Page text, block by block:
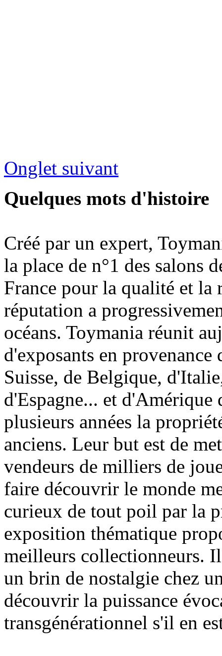
Onglet suivant
Quelques mots d'histoire
Créé par un expert,
la place de n°1 des salons
France pour la qualité et la
réputation a
océans. Toymania réunit
d'exposants en
Suisse, de Belgique,
d'Espagne... et
plusieurs années la
anciens. Leur but est de
vendeurs de milliers de
faire découvrir le monde
curieux de tout poil par la
exposition thématique
meilleurs collectionneurs.
un brin de nostalgie chez
découvrir la puissance
transgénérationnel s'il en